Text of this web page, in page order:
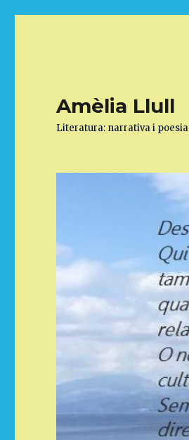
Amèlia Llull
Literatura: narrativa i poesia